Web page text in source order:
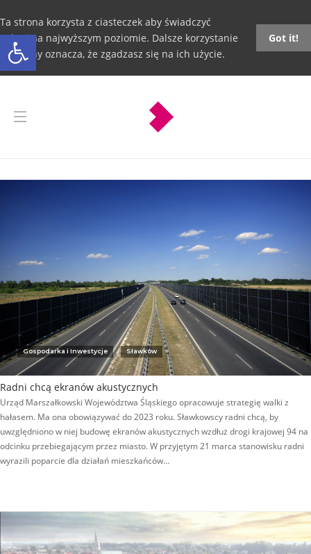
Otwórz pasek narzędzi
Ta strona korzysta z ciasteczek aby świadczyć
usługi na najwyższym poziomie. Dalsze korzystanie
ze strony oznacza, że zgadzasz się na ich użycie.
Got it!
Gospodarka i Inwestycje Sławków
Radni chcą ekranów akustycznych
Urząd Marszałkowski Województwa Śląskiego opracowuje strategię walki z
hałasem. Ma ona obowiązywać do 2023 roku. Sławkowscy radni chcą, by
uwzględniono w niej budowę ekranów akustycznych wzdłuż drogi krajowej 94 na
odcinku przebiegającym przez miasto. W przyjętym 21 marca stanowisku radni
wyrazili poparcie dla działań mieszkańców…